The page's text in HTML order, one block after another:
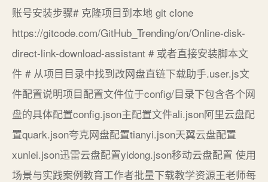
账号安装步骤# 克隆项目到本地 git clone
https://gitcode.com/GitHub_Trending/on/Online-disk-
direct-link-download-assistant # 或者直接安装脚本文
件 # 从项目目录中找到改网盘直链下载助手.user.js文
件配置说明项目配置文件位于config/目录下包含各个网
盘的具体配置config.json主配置文件ali.json阿里云盘配
置quark.json夸克网盘配置tianyi.json天翼云盘配置
xunlei.json迅雷云盘配置yidong.json移动云盘配置️ 使用
场景与实践案例教育工作者批量下载教学资源王老师每